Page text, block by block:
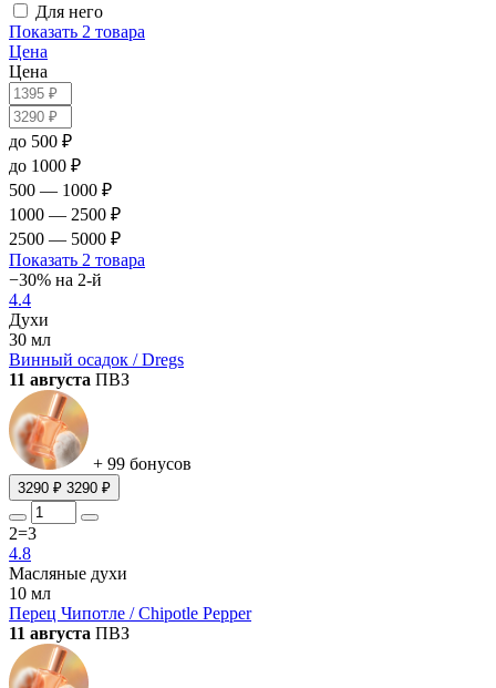
Для него
Показать 2 товара
Цена
Цена
до 500 ₽
до 1000 ₽
500 — 1000 ₽
1000 — 2500 ₽
2500 — 5000 ₽
Показать 2 товара
−30% на 2-й
4.4
Духи
30 мл
Винный осадок / Dregs
11 августа ПВЗ
+ 99 бонусов
3290 ₽ 3290 ₽
2=3
4.8
Масляные духи
10 мл
Перец Чипотле / Chipotle Pepper
11 августа ПВЗ